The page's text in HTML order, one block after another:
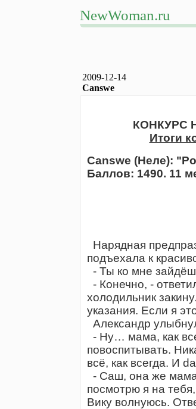
NewWoman.ru
2009-12-14
Canswe
КОНКУРС
Итоги
Canswe (Неле):
Баллов: 1490. 11
Нарядная
подъехала к
- Ты ко мне
- Конечно, -
холодильник
указания. Если я
Александр
- Ну… мама, как
повоспитывать.
всё, как всегда. И
- Саш, она же
посмотрю я на
Вику волнуюсь.